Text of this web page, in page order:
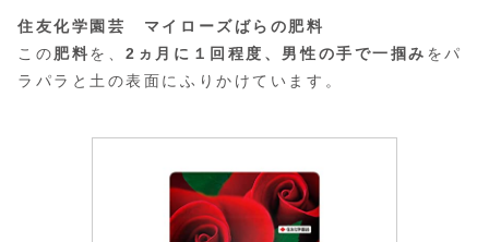
住友化学園芸 マイローズばらの肥料
この肥料を、2ヵ月に１回程度、男性の手で一掴み をパ
ラパラと土の表面にふりかけています。